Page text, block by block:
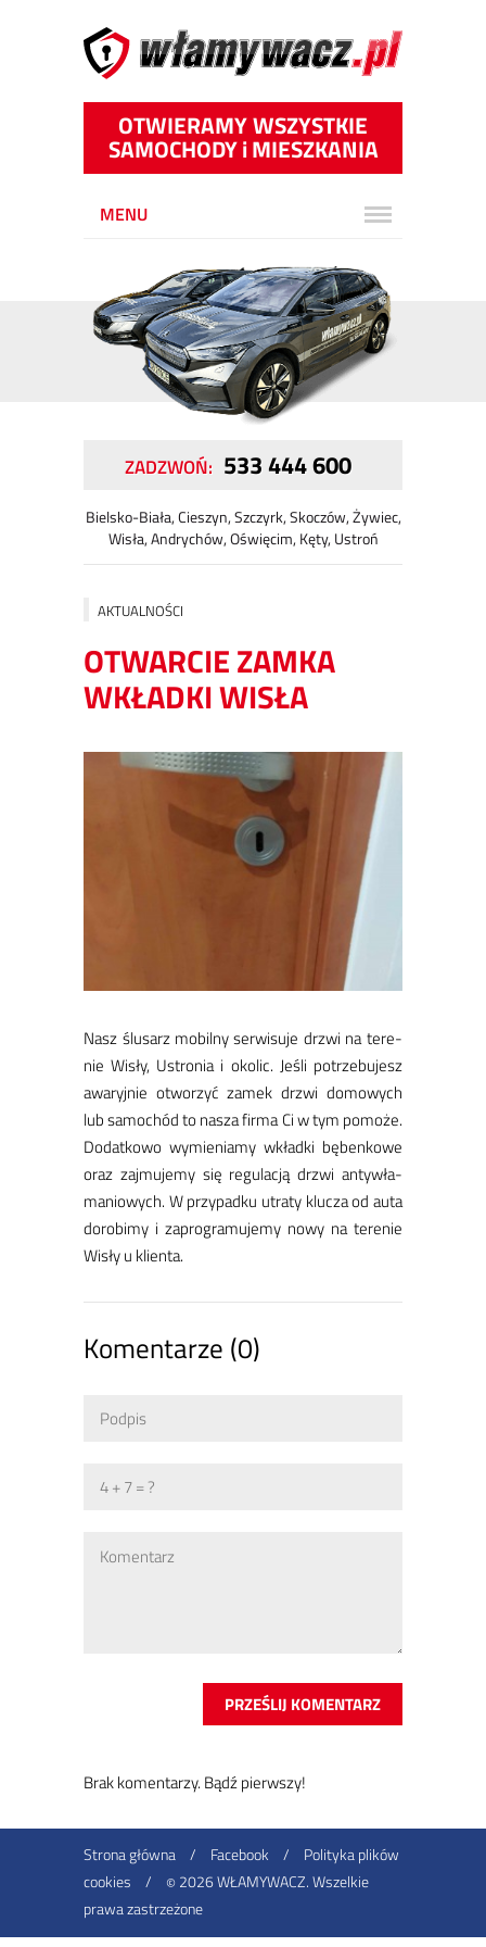
OTWIERAMY WSZYSTKIE
SAMOCHODYiMIESZKANIA
MENU
533 444 600
Bielsko-Biała, Cieszyn, Szczyrk, Skoczów, Żywiec,
Wisła, Andrychów, Oświęcim, Kęty, Ustroń
AKTUALNOŚCI
OTWARCIE ZAMKA
WKŁADKI WISŁA
Nasz ślu­sarz mo­bil­ny ser­wi­su­je drzwi na te­re­
nie Wi­sły, Ustro­nia i oko­lic. Je­śli po­trze­bu­jesz
awa­ryj­nie otwo­rzyć za­mek drzwi do­mo­wych
lub sa­mo­chód to na­sza fir­ma Ci w tym po­mo­że.
Do­dat­ko­wo wy­mie­nia­my wkład­ki bę­ben­ko­we
oraz zaj­mu­je­my się re­gu­la­cją drzwi an­tyw­ła­
ma­nio­wych. W przy­pad­ku utra­ty klu­cza od au­ta
do­ro­bi­my i za­pro­gra­mu­je­my no­wy na te­re­nie
Wi­sły u klien­ta.
Komentarze (0)
Brak ko­men­ta­rzy. Bądź pierw­szy!
Strona główna / Facebook /
Polityka plików
cookies
/ ©2026 WŁAMYWACZ. Wszelkie
prawa zastrzeżone